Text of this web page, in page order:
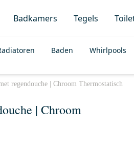
Badkamers Tegels
Baden Whirlpools
regendouche | Chroom Thermostatisch
| Chroom